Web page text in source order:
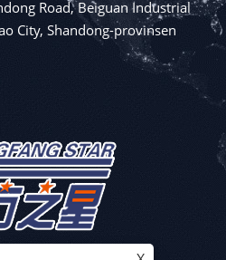
Road, Beiguan Industrial
City, Shandong-provinsen